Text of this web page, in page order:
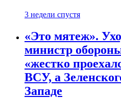
3 недели спустя
«Это мятеж».
министр
«жестко
ВСУ, а
Западе